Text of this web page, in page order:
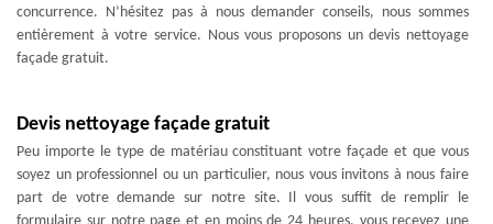
concurrence. N’hésitez pas à nous demander conseils, nous sommes
entièrement à votre service. Nous vous proposons un devis nettoyage
façade gratuit.
Devis nettoyage façade gratuit
Peu importe le type de matériau constituant votre façade et que vous
soyez un professionnel ou un particulier, nous vous invitons à nous faire
part de votre demande sur notre site. Il vous suffit de remplir le